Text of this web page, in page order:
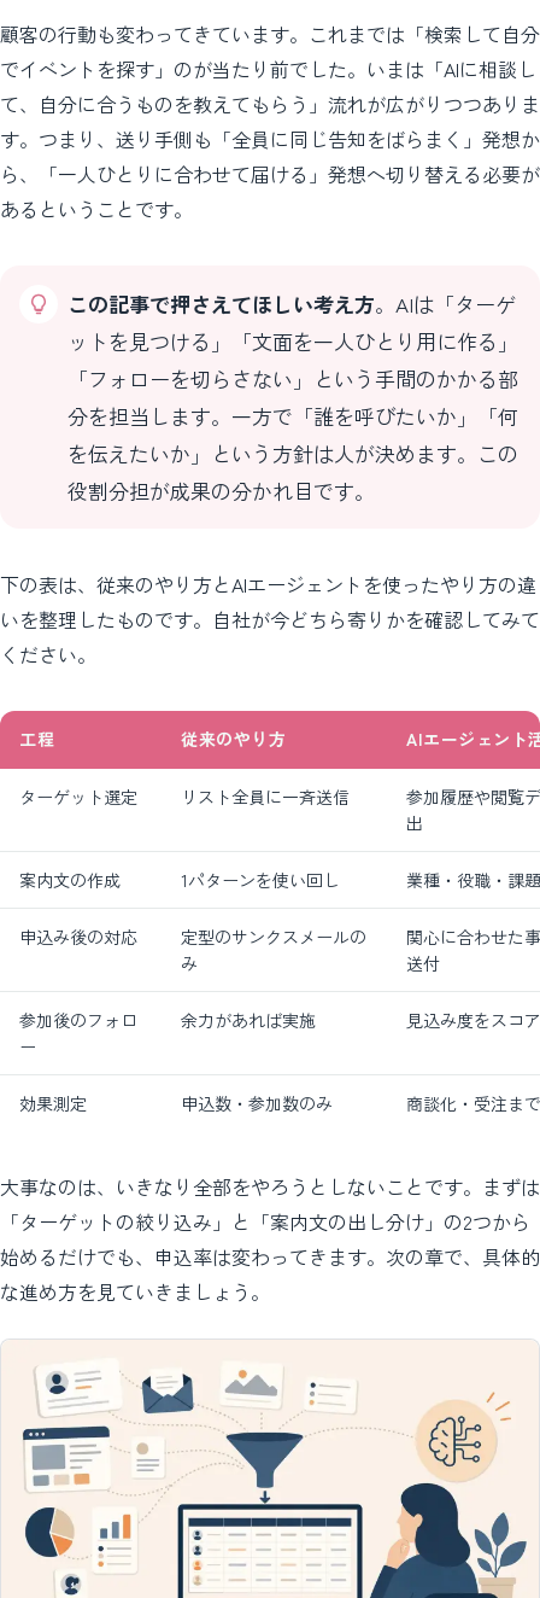
顧客の行動も変わってきています。これまでは「検索して自分
でイベントを探す」のが当たり前でした。いまは「AIに相談し
て、自分に合うものを教えてもらう」流れが広がりつつありま
す。つまり、送り手側も「全員に同じ告知をばらまく」発想か
ら、「一人ひとりに合わせて届ける」発想へ切り替える必要が
あるということです。
この記事で押さえてほしい考え方。AIは「ターゲ
ットを見つける」「文面を一人ひとり用に作る」
「フォローを切らさない」という手間のかかる部
分を担当します。一方で「誰を呼びたいか」「何
を伝えたいか」という方針は人が決めます。この
役割分担が成果の分かれ目です。
下の表は、従来のやり方とAIエージェントを使ったやり方の違
いを整理したものです。自社が今どちら寄りかを確認してみて
ください。
工程 従来のやり方 AIエージェント
ターゲット選定 リスト全員に一斉送信
参加履歴や閲覧
出
案内文の作成 1パターンを使い回し 業種・役職・課
申込み後の対応
定型のサンクスメールの
み
関心に合わせた
送付
参加後のフォロ
ー
余力があれば実施 見込み度をスコ
効果測定 申込数・参加数のみ 商談化・受注ま
大事なのは、いきなり全部をやろうとしないことです。まずは
「ターゲットの絞り込み」と「案内文の出し分け」の2つから
始めるだけでも、申込率は変わってきます。次の章で、具体的
な進め方を見ていきましょう。